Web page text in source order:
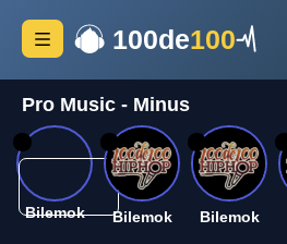
100de100
Pro Music - Minus
Bilemok Bilemok Bilemok